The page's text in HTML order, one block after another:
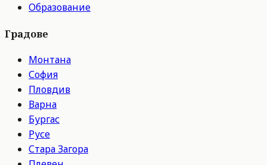
Образование
Градове
Монтана
София
Пловдив
Варна
Бургас
Русе
Стара Загора